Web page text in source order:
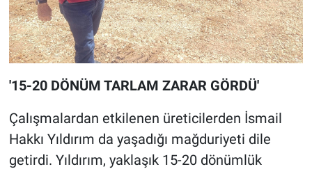
'15-20 DÖNÜM TARLAM ZARAR GÖRDÜ'
Çalışmalardan etkilenen üreticilerden İsmail
Hakkı Yıldırım da yaşadığı mağduriyeti dile
getirdi. Yıldırım, yaklaşık 15-20 dönümlük